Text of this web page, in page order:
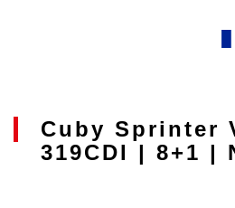
Cuby Sprinter
319CDI | 8+1 |